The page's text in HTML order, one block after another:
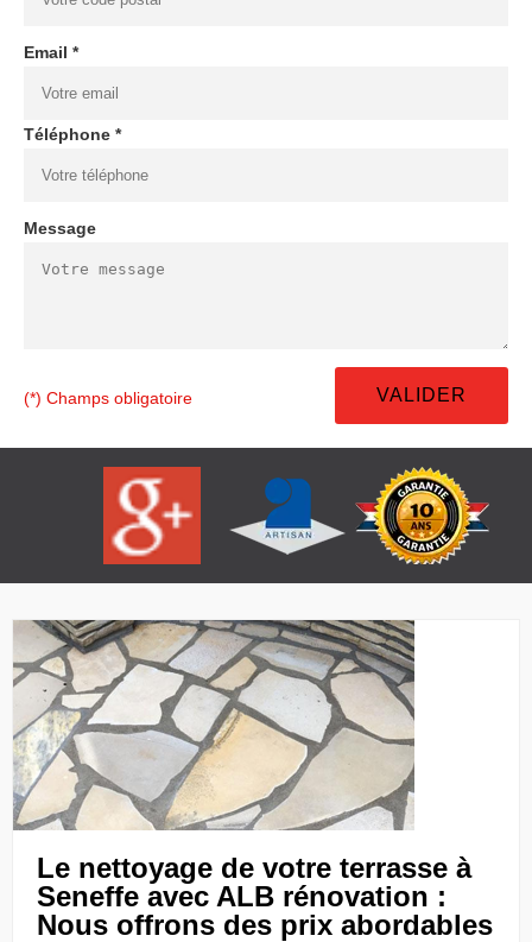
Email *
Téléphone *
Message
(*) Champs obligatoire
Le nettoyage de votre terrasse à
Seneffe avec ALB rénovation :
Nous offrons des prix abordables